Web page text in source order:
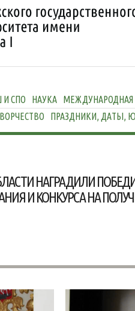
И СПО НАУКА МЕЖДУНАРОДНАЯ
ПРАЗДНИКИ, ДАТЫ,
НАГРАДИЛИ
И КОНКУРСА НА